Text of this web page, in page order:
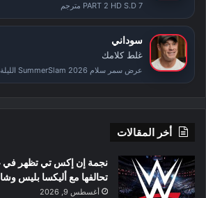
PART 2 HD S.D 7 مترجم
سوداني
غلط كلامك
عرض سمر سلام SummerSlam 2026 الليلة الأولى كامل مترجم
أخر المقالات
نجمة إن إكس تي تظهر
تحالفها مع أليكسا بليس
أغسطس 9, 2026